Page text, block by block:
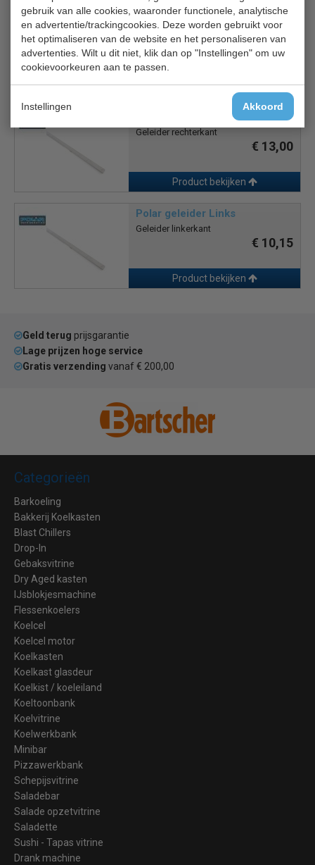
gebruik van alle cookies, waaronder functionele, analytische
en advertentie/trackingcookies. Deze worden gebruikt voor
het optimaliseren van de website en het personaliseren van
advertenties. Wilt u dit niet, klik dan op "Instellingen" om uw
cookievoorkeuren aan te passen.
Instellingen Akkoord
Deurrubber AB 321
Deurdichting
€ 15,00
Product bekijken
Polar geleider Rechts
Geleider rechterkant
€ 13,00
Product bekijken
Polar geleider Links
Geleider linkerkant
€ 10,15
Product bekijken
Geld terug prijsgarantie
Lage prijzen hoge service
Gratis verzending vanaf € 200,00
Categorieën
Barkoeling
Bakkerij Koelkasten
Blast Chillers
Drop-In
Gebaksvitrine
Dry Aged kasten
IJsblokjesmachine
Flessenkoelers
Koelcel
Koelcel motor
Koelkasten
Koelkast glasdeur
Koelkist / koeleiland
Koeltoonbank
Koelvitrine
Koelwerkbank
Minibar
Pizzawerkbank
Schepijsvitrine
Saladebar
Salade opzetvitrine
Saladette
Sushi - Tapas vitrine
Drank machine